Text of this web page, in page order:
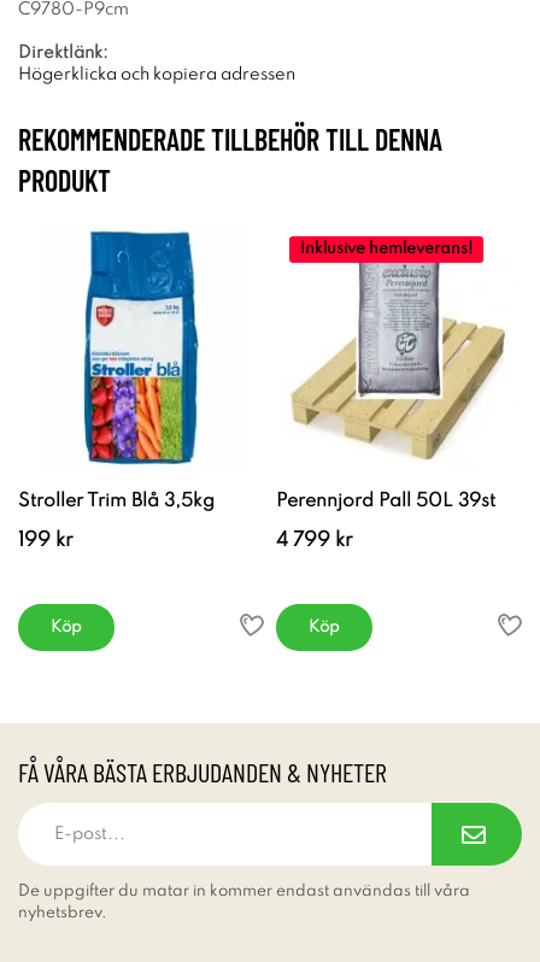
C9780-P9cm
Direktlänk:
Högerklicka och kopiera adressen
REKOMMENDERADE TILLBEHÖR TILL DENNA
PRODUKT
Stroller Trim Blå 3,5kg
199 kr
Köp
Inklusive hemleverans!
Perennjord Pall 50L 39st
4 799 kr
Köp
FÅ VÅRA BÄSTA ERBJUDANDEN & NYHETER
De uppgifter du matar in kommer endast användas till våra
nyhetsbrev.